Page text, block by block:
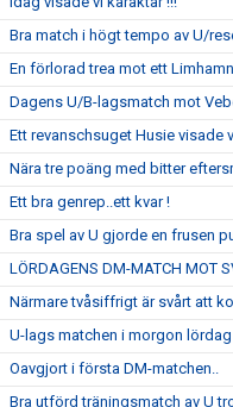
Bra match i högt tempo av U/
En förlorad trea mot ett
Dagens U/B-lagsmatch mot
Ett revanschsuget Husie visade
Nära tre poäng med bitter
Ett bra genrep..ett kvar !
Bra spel av U gjorde en frusen
LÖRDAGENS DM-MATCH MOT
Närmare tvåsiffrigt är svårt att
U-lags matchen i morgon
Oavgjort i första DM-matchen..
Bra utförd träningsmatch av U